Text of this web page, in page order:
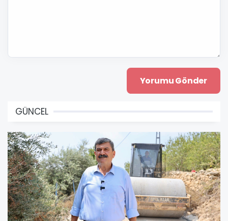
GÜNCEL